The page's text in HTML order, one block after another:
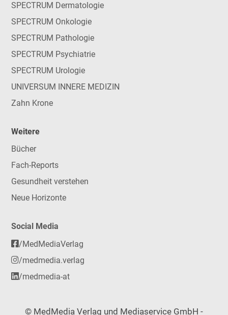
SPECTRUM Dermatologie
SPECTRUM Onkologie
SPECTRUM Pathologie
SPECTRUM Psychiatrie
SPECTRUM Urologie
UNIVERSUM INNERE MEDIZIN
Zahn Krone
Weitere
Bücher
Fach-Reports
Gesundheit verstehen
Neue Horizonte
Social Media
/MedMediaVerlag
/medmedia.verlag
/medmedia-at
© MedMedia Verlag und Mediaservice GmbH -